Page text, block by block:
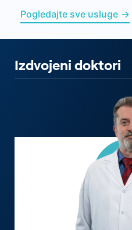
Pogledajte sve usluge →
Izdvojeni doktori